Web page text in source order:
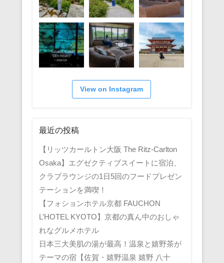
View on Instagram
最近の投稿
【リッツカールトン大阪 The Ritz-Carlton
Osaka】エグゼクティブスイートに宿泊、
クラブラウンジの1日5回のフードプレゼン
テーションを満喫！
【フォションホテル京都 FAUCHON
L’HOTEL KYOTO】京都の真ん中のおしゃ
れなグルメホテル
日本三大美肌の湯が最高！温泉と嬉野茶が
テーマの宿【佐賀・嬉野温泉 嬉野 八十